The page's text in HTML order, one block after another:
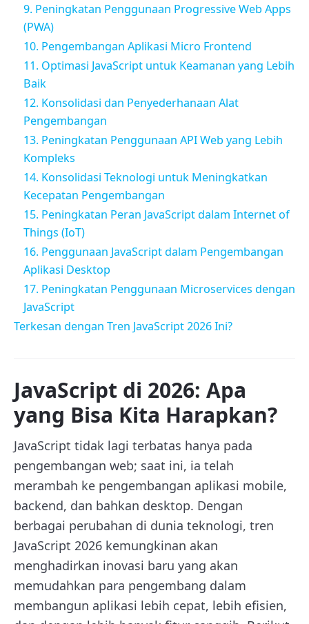
9. Peningkatan Penggunaan Progressive Web Apps
(PWA)
10. Pengembangan Aplikasi Micro Frontend
11. Optimasi JavaScript untuk Keamanan yang Lebih
Baik
12. Konsolidasi dan Penyederhanaan Alat
Pengembangan
13. Peningkatan Penggunaan API Web yang Lebih
Kompleks
14. Konsolidasi Teknologi untuk Meningkatkan
Kecepatan Pengembangan
15. Peningkatan Peran JavaScript dalam Internet of
Things (IoT)
16. Penggunaan JavaScript dalam Pengembangan
Aplikasi Desktop
17. Peningkatan Penggunaan Microservices dengan
JavaScript
Terkesan dengan Tren JavaScript 2026 Ini?
JavaScript di 2026: Apa
yang Bisa Kita Harapkan?
JavaScript tidak lagi terbatas hanya pada
pengembangan web; saat ini, ia telah
merambah ke pengembangan aplikasi mobile,
backend, dan bahkan desktop. Dengan
berbagai perubahan di dunia teknologi, tren
JavaScript 2026 kemungkinan akan
menghadirkan inovasi baru yang akan
memudahkan para pengembang dalam
membangun aplikasi lebih cepat, lebih efisien,